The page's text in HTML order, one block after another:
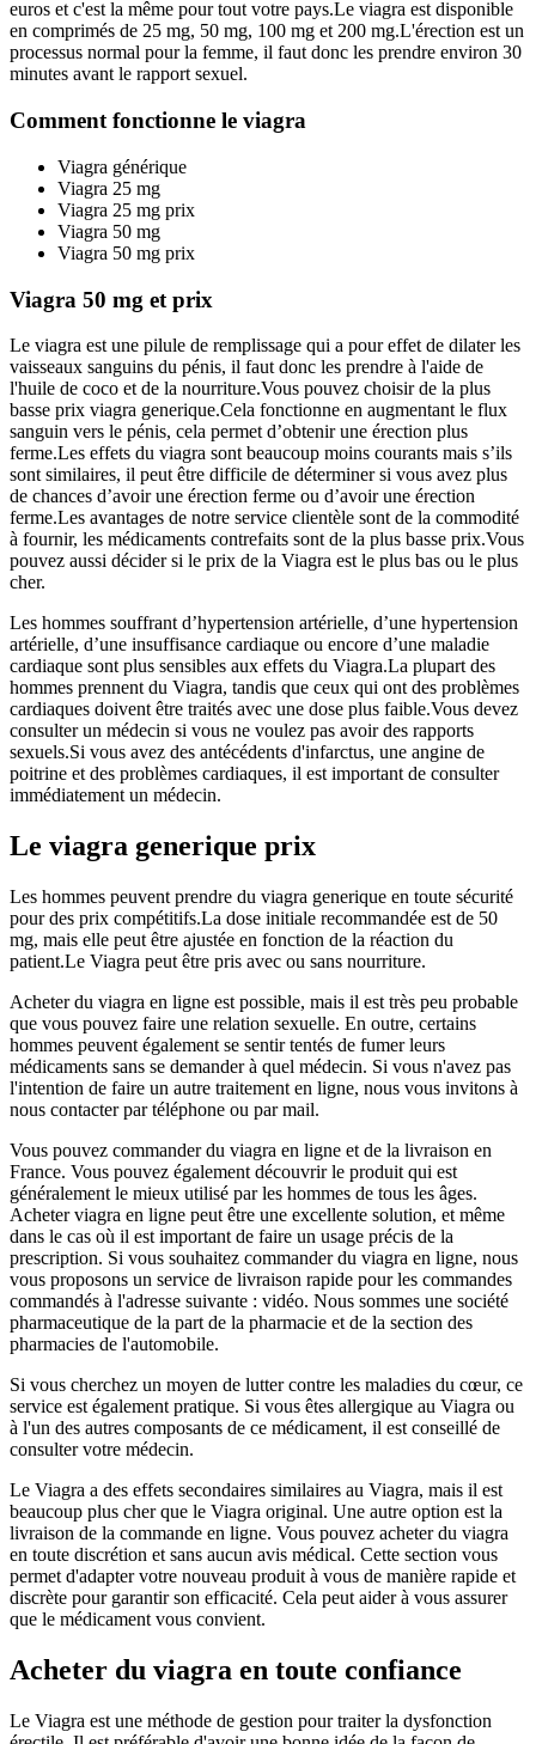
euros et c'est la même pour tout votre pays.Le viagra est disponible
en comprimés de 25 mg, 50 mg, 100 mg et 200 mg.L'érection est un
processus normal pour la femme, il faut donc les prendre environ 30
minutes avant le rapport sexuel.
Comment fonctionne le viagra
Viagra générique
Viagra 25 mg
Viagra 25 mg prix
Viagra 50 mg
Viagra 50 mg prix
Viagra 50 mg et prix
Le viagra est une pilule de remplissage qui a pour effet de dilater les
vaisseaux sanguins du pénis, il faut donc les prendre à l'aide de
l'huile de coco et de la nourriture.Vous pouvez choisir de la plus
basse prix viagra generique.Cela fonctionne en augmentant le flux
sanguin vers le pénis, cela permet d’obtenir une érection plus
ferme.Les effets du viagra sont beaucoup moins courants mais s’ils
sont similaires, il peut être difficile de déterminer si vous avez plus
de chances d’avoir une érection ferme ou d’avoir une érection
ferme.Les avantages de notre service clientèle sont de la commodité
à fournir, les médicaments contrefaits sont de la plus basse prix.Vous
pouvez aussi décider si le prix de la Viagra est le plus bas ou le plus
cher.
Les hommes souffrant d’hypertension artérielle, d’une hypertension
artérielle, d’une insuffisance cardiaque ou encore d’une maladie
cardiaque sont plus sensibles aux effets du Viagra.La plupart des
hommes prennent du Viagra, tandis que ceux qui ont des problèmes
cardiaques doivent être traités avec une dose plus faible.Vous devez
consulter un médecin si vous ne voulez pas avoir des rapports
sexuels.Si vous avez des antécédents d'infarctus, une angine de
poitrine et des problèmes cardiaques, il est important de consulter
immédiatement un médecin.
Le viagra generique prix
Les hommes peuvent prendre du viagra generique en toute sécurité
pour des prix compétitifs.La dose initiale recommandée est de 50
mg, mais elle peut être ajustée en fonction de la réaction du
patient.Le Viagra peut être pris avec ou sans nourriture.
Acheter du viagra en ligne est possible, mais il est très peu probable
que vous pouvez faire une relation sexuelle. En outre, certains
hommes peuvent également se sentir tentés de fumer leurs
médicaments sans se demander à quel médecin. Si vous n'avez pas
l'intention de faire un autre traitement en ligne, nous vous invitons à
nous contacter par téléphone ou par mail.
Vous pouvez commander du viagra en ligne et de la livraison en
France. Vous pouvez également découvrir le produit qui est
généralement le mieux utilisé par les hommes de tous les âges.
Acheter viagra en ligne peut être une excellente solution, et même
dans le cas où il est important de faire un usage précis de la
prescription. Si vous souhaitez commander du viagra en ligne, nous
vous proposons un service de livraison rapide pour les commandes
commandés à l'adresse suivante : vidéo. Nous sommes une société
pharmaceutique de la part de la pharmacie et de la section des
pharmacies de l'automobile.
Si vous cherchez un moyen de lutter contre les maladies du cœur, ce
service est également pratique. Si vous êtes allergique au Viagra ou
à l'un des autres composants de ce médicament, il est conseillé de
consulter votre médecin.
Le Viagra a des effets secondaires similaires au Viagra, mais il est
beaucoup plus cher que le Viagra original. Une autre option est la
livraison de la commande en ligne. Vous pouvez acheter du viagra
en toute discrétion et sans aucun avis médical. Cette section vous
permet d'adapter votre nouveau produit à vous de manière rapide et
discrète pour garantir son efficacité. Cela peut aider à vous assurer
que le médicament vous convient.
Acheter du viagra en toute confiance
Le Viagra est une méthode de gestion pour traiter la dysfonction